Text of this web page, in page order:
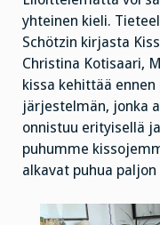
yhteinen kieli.
Schötzin kirjasta
Christina Kotisaari,
kissa kehittää
järjestelmän, jonka
onnistuu erityisellä
puhumme
alkavat puhua